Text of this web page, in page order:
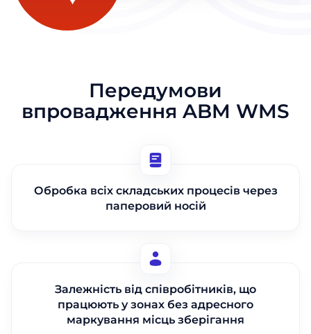
Передумови
впровадження ABM WMS
Обробка всіх складських процесів через
паперовий носій
Залежність від співробітників, що
працюють у зонах без адресного
маркування місць зберігання